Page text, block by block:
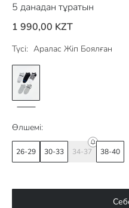
5 данадан тұратын
1 990,00 KZT
Түсі: Аралас Жіп Боялған
Өлшемі:
26-29 30-33 34-37 38-40